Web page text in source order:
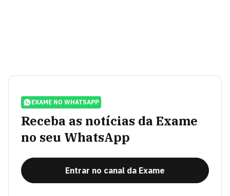
EXAME NO WHATSAPP
Receba as notícias da Exame
no seu WhatsApp
Entrar no canal da Exame